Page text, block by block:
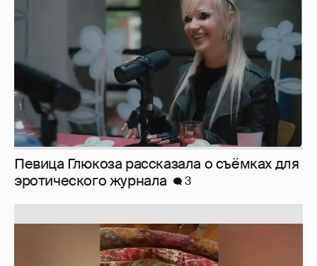
Певица Глюкоза рассказала о съёмках для
эротического журнала
3